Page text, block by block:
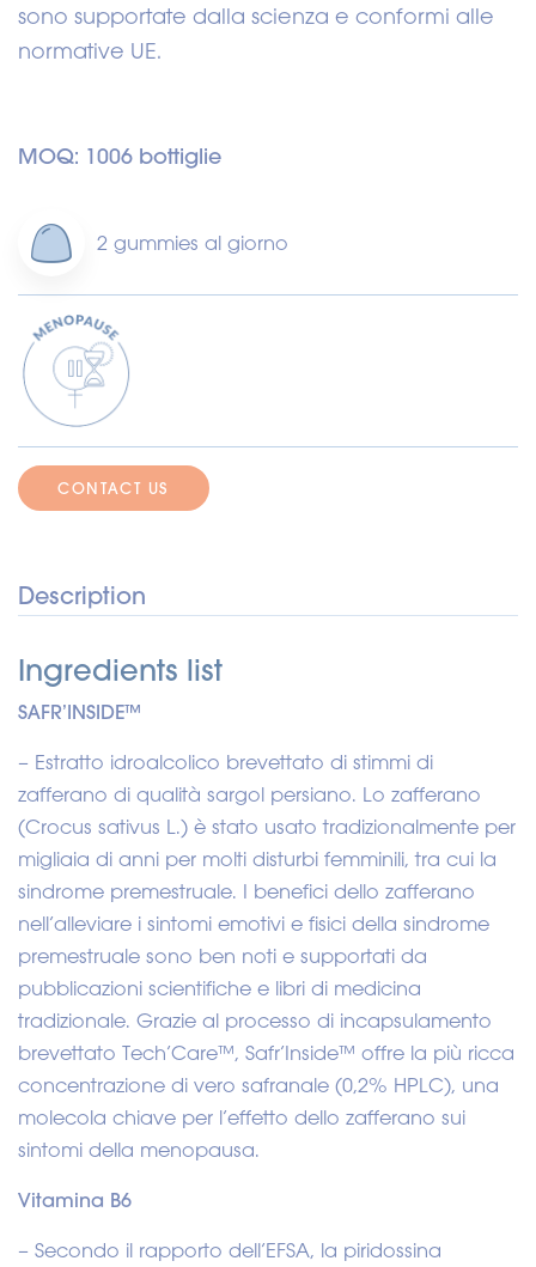
sono supportate dalla scienza e conformi alle
normative UE.
MOQ: 1006 bottiglie
2 gummies al giorno
CONTACT US
Description
Ingredients list
SAFR’INSIDE™
– Estratto idroalcolico brevettato di stimmi di
zafferano di qualità sargol persiano. Lo zafferano
(Crocus sativus L.) è stato usato tradizionalmente per
migliaia di anni per molti disturbi femminili, tra cui la
sindrome premestruale. I benefici dello zafferano
nell’alleviare i sintomi emotivi e fisici della sindrome
premestruale sono ben noti e supportati da
pubblicazioni scientifiche e libri di medicina
tradizionale. Grazie al processo di incapsulamento
brevettato Tech’Care™, Safr’Inside™ offre la più ricca
concentrazione di vero safranale (0,2% HPLC), una
molecola chiave per l’effetto dello zafferano sui
sintomi della menopausa.
Vitamina B6
– Secondo il rapporto dell’EFSA, la piridossina